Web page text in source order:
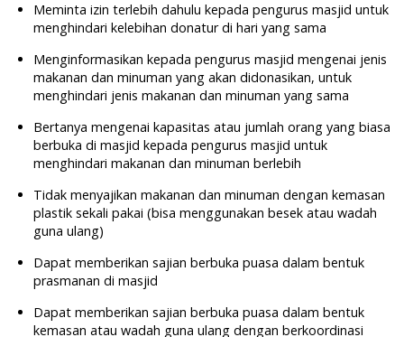
Meminta izin terlebih dahulu kepada pengurus masjid untuk
menghindari kelebihan donatur di hari yang sama
Menginformasikan kepada pengurus masjid mengenai jenis
makanan dan minuman yang akan didonasikan, untuk
menghindari jenis makanan dan minuman yang sama
Bertanya mengenai kapasitas atau jumlah orang yang biasa
berbuka di masjid kepada pengurus masjid untuk
menghindari makanan dan minuman berlebih
Tidak menyajikan makanan dan minuman dengan kemasan
plastik sekali pakai (bisa menggunakan besek atau wadah
guna ulang)
Dapat memberikan sajian berbuka puasa dalam bentuk
prasmanan di masjid
Dapat memberikan sajian berbuka puasa dalam bentuk
kemasan atau wadah guna ulang dengan berkoordinasi